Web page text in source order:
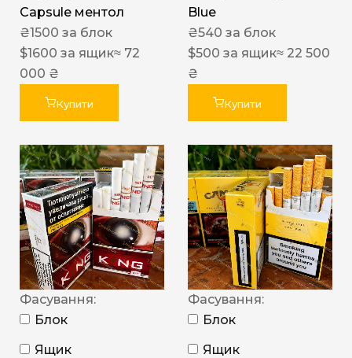
Capsule ментол
₴1500 за блок
$1600 за ящик≈ 72
000 ₴
Купити
Blue
₴540 за блок
$500 за ящик≈ 22 500
₴
Купити
Фасування:
Блок
Ящик
Фасування:
Блок
Ящик